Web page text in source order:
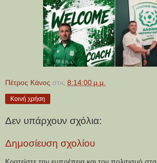
Πέτρος Κάνος στις 8:14:00 μ.μ.
Κοινή χρήση
Δεν υπάρχουν σχόλια:
Δημοσίευση σχολίου